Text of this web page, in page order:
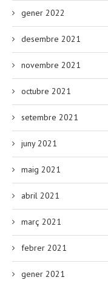
gener 2022
desembre 2021
novembre 2021
octubre 2021
setembre 2021
juny 2021
maig 2021
abril 2021
març 2021
febrer 2021
gener 2021